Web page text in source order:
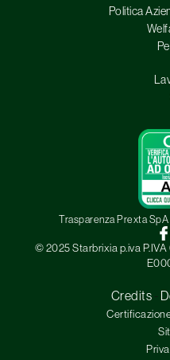
Politica
Trasparenza Prexta
© 2025 Starbrixia p.iva
Credits -